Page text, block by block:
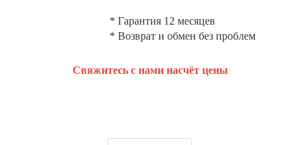
* Гарантия 12 месяцев
* Возврат и обмен без проблем
Свяжитесь с нами насчёт цены